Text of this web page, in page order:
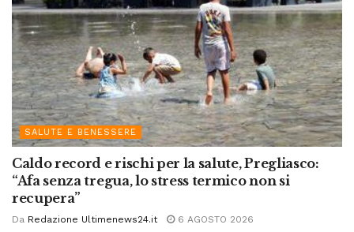
SALUTE E BENESSERE
Caldo record e rischi per la salute, Pregliasco:
“Afa senza tregua, lo stress termico non si
recupera”
Da Redazione Ultimenews24.it 6 AGOSTO 2026